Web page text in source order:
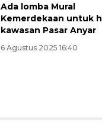
Ada lomba Mural
Kemerdekaan untuk
kawasan Pasar Anyar
6 Agustus 2025 16:40